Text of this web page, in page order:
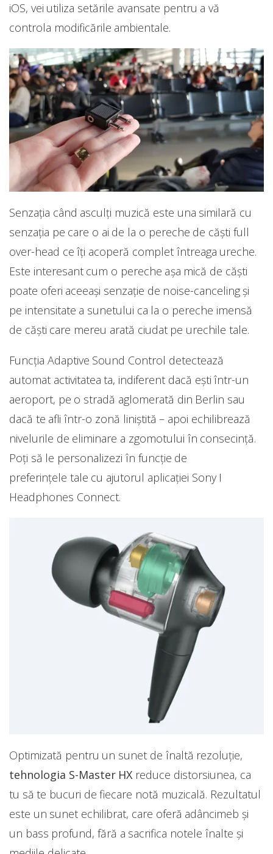
iOS, vei utiliza setările avansate pentru a vă
controla modificările ambientale.
Senzația când asculți muzică este una similară cu
senzația pe care o ai de la o pereche de căști full
over-head ce îți acoperă complet întreaga ureche.
Este interesant cum o pereche așa mică de căști
poate oferi aceeași senzație de noise-canceling și
pe intensitate a sunetului ca la o pereche imensă
de căști care mereu arată ciudat pe urechile tale.
Funcția Adaptive Sound Control detectează
automat activitatea ta, indiferent dacă ești într-un
aeroport, pe o stradă aglomerată din Berlin sau
dacă te afli într-o zonă liniștită – apoi echilibrează
nivelurile de eliminare a zgomotului în consecință.
Poți să le personalizezi în funcție de
preferințele tale cu ajutorul aplicației Sony I
Headphones Connect.
Optimizată pentru un sunet de înaltă rezoluție,
tehnologia S-Master HX reduce distorsiunea, ca
tu să te bucuri de fiecare notă muzicală. Rezultatul
este un sunet echilibrat, care oferă adâncimeb și
un bass profund, fără a sacrifica notele înalte și